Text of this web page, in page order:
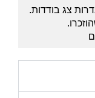
צג בודדות.